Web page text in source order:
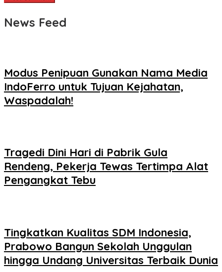
News Feed
Modus Penipuan Gunakan Nama Media
IndoFerro untuk Tujuan Kejahatan,
Waspadalah!
Tragedi Dini Hari di Pabrik Gula
Rendeng, Pekerja Tewas Tertimpa Alat
Pengangkat Tebu
Tingkatkan Kualitas SDM Indonesia,
Prabowo Bangun Sekolah Unggulan
hingga Undang Universitas Terbaik Dunia